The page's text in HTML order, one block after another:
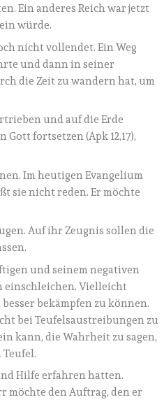
Ein anderes Reich war jetzt
würde.
nicht vollendet. Ein Weg
und dann in seiner
die Zeit zu wandern hat, um
und auf die Erde
fortsetzen (Apk 12,17),
Im heutigen Evangelium
sie nicht reden. Er möchte
Auf ihr Zeugnis sollen die
und seinem negativen
einschleichen. Vielleicht
bekämpfen zu können.
bei Teufelsaustreibungen zu
kann, die Wahrheit zu sagen,
Hilfe erfahren hatten.
möchte den Auftrag, den er